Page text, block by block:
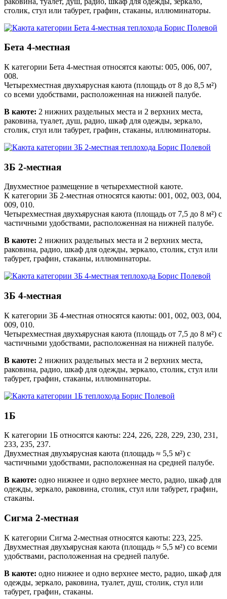
столик, стул или табурет, графин, стаканы, иллюминаторы.
Бета 4-местная
К категории Бета 4-местная относятся каюты: 005, 006, 007,
008.
Четырехместная двухъярусная каюта (площадь от 8 до 8,5 м²)
со всеми удобствами, расположенная на нижней палубе.
В каюте: 2 нижних раздельных места и 2 верхних места,
раковина, туалет, душ, радио, шкаф для одежды, зеркало,
столик, стул или табурет, графин, стаканы, иллюминаторы.
3Б 2-местная
Двухместное размещение в четырехместной каюте.
К категории 3Б 2-местная относятся каюты: 001, 002, 003, 004,
009, 010.
Четырехместная двухъярусная каюта (площадь от 7,5 до 8 м²) с
частичными удобствами, расположенная на нижней палубе.
В каюте: 2 нижних раздельных места и 2 верхних места,
раковина, радио, шкаф для одежды, зеркало, столик, стул или
табурет, графин, стаканы, иллюминаторы.
3Б 4-местная
К категории 3Б 4-местная относятся каюты: 001, 002, 003, 004,
009, 010.
Четырехместная двухъярусная каюта (площадь от 7,5 до 8 м²) с
частичными удобствами, расположенная на нижней палубе.
В каюте: 2 нижних раздельных места и 2 верхних места,
раковина, радио, шкаф для одежды, зеркало, столик, стул или
табурет, графин, стаканы, иллюминаторы.
1Б
К категории 1Б относятся каюты: 224, 226, 228, 229, 230, 231,
233, 235, 237.
Двухместная двухъярусная каюта (площадь ≈ 5,5 м²) с
частичными удобствами, расположенная на средней палубе.
В каюте: одно нижнее и одно верхнее место, радио, шкаф для
одежды, зеркало, раковина, столик, стул или табурет, графин,
стаканы.
Сигма 2-местная
К категории Сигма 2-местная относятся каюты: 223, 225.
Двухместная двухъярусная каюта (площадь ≈ 5,5 м²) со всеми
удобствами, расположенная на средней палубе.
В каюте: одно нижнее и одно верхнее место, радио, шкаф для
одежды, зеркало, раковина, туалет, душ, столик, стул или
табурет, графин, стаканы.